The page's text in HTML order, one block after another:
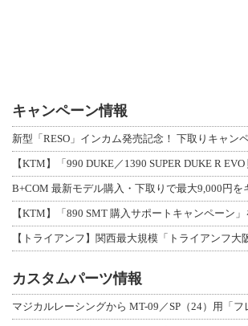
キャンペーン情報
【KTM】「990 DUKE／1390 SUPER DUKE R EVO
【KTM】「890 SMT 購入サポートキャンペーン
カスタムパーツ情報